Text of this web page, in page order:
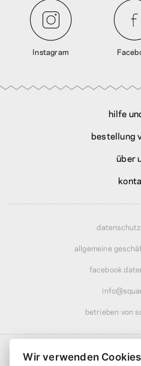
Instagram
hilfe
bestellung
über
allgemeine
facebook
betrieben von
Wir verwenden